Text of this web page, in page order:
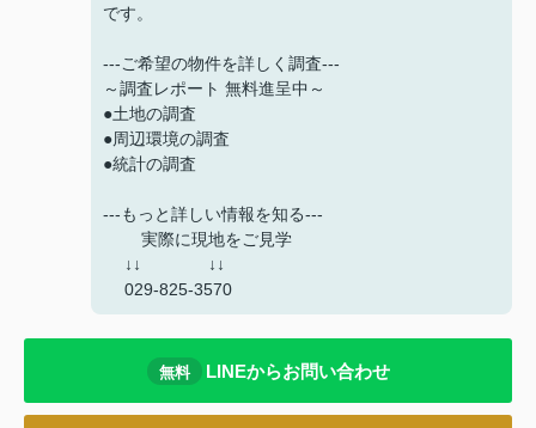
です。
---ご希望の物件を詳しく調査---
～調査レポート 無料進呈中～
●土地の調査
●周辺環境の調査
●統計の調査
---もっと詳しい情報を知る---
実際に現地をご見学
↓↓ ↓↓
029-825-3570
無料 LINEからお問い合わせ